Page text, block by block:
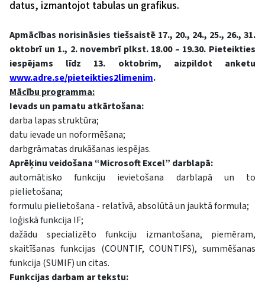
datus, izmantojot tabulas un grafikus.
Apmācības norisināsies tiešsaistē 17., 20., 24., 25., 26., 31.
oktobrī un 1., 2. novembrī plkst. 18.00 – 19.30. Pieteikties
iespējams līdz 13. oktobrim, aizpildot anketu
www.adre.se/pieteikties2limenim.
Mācību programma:
Ievads un pamatu atkārtošana:
darba lapas struktūra;
datu ievade un noformēšana;
darbgrāmatas drukāšanas iespējas.
Aprēķinu veidošana “Microsoft Excel” darblapā:
automātisko funkciju ievietošana darblapā un to
pielietošana;
formulu pielietošana - relatīvā, absolūtā un jauktā formula;
loģiskā funkcija IF;
dažādu specializēto funkciju izmantošana, piemēram,
skaitīšanas funkcijas (COUNTIF, COUNTIFS), summēšanas
funkcija (SUMIF) un citas.
Funkcijas darbam ar tekstu: